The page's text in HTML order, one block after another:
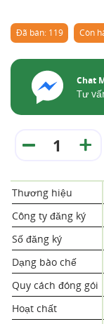
Đã bán: 119 Còn
Chat
Tư
Thương hiệu
Công ty đăng ký
Số đăng ký
Dạng bào chế
Quy cách đóng gói
Hoạt chất